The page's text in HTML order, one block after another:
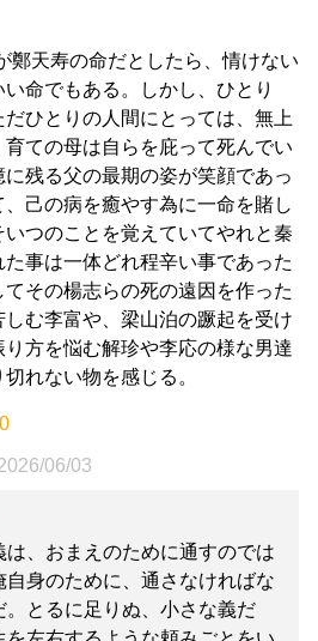
鄭天寿の命だとしたら、情けない
命でもある。しかし、ひとり
ひとりの人間にとっては、無上
育ての母は自らを庇って死んでい
に残る父の最期の姿が笑顔であっ
己の病を癒やす為に一命を賭し
いつのことを覚えていてやれと秦
事は一体どれ程辛い事であった
その楊志らの死の遠因を作った
しむ李富や、梁山泊の蹶起を受け
方を悩む解珍や李応の様な男達
れない物を感じる。
06/03
は、おまえのために通すのでは
自身のために、通さなければな
。とるに足りぬ、小さな義だ